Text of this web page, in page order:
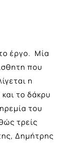
έργο. Μία
που
η
το δάκρυ
του
τρείς
Δημήτρης